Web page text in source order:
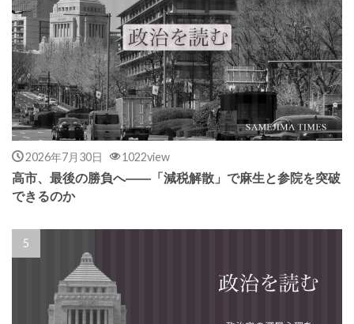
2026年7月30日 1022view
高市、最後の勝負へ――「減税解散」で麻生と参院を突破
できるのか